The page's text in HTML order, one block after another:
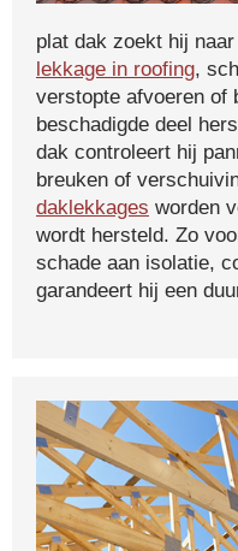
plat dak zoekt hij naar
lekkage in roofing,
verstopte afvoeren of
beschadigde deel
dak controleert hij
breuken of
daklekkages worden
wordt hersteld. Zo
schade aan isolatie,
garandeert hij een